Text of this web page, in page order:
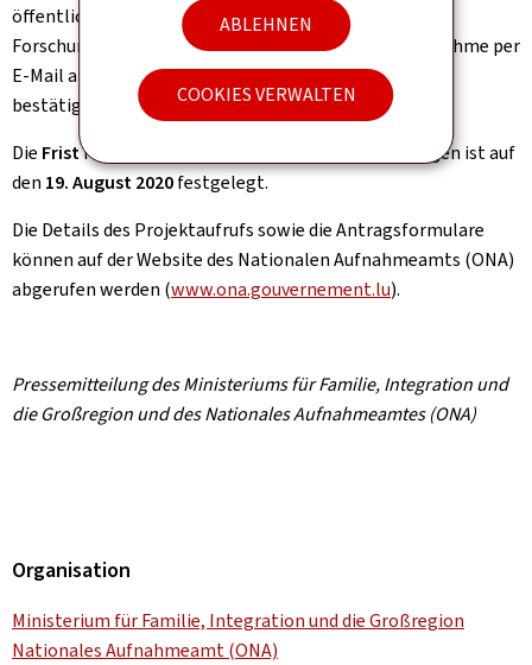
ABLEHNEN
COOKIES VERWALTEN
öffentliche Einrichtungen, Berufskammern sowie
Forschungseinrichtungen werden gebeten, ihre Teilnahme per
E-Mail an
amif@ona.etat.luvor dem15. Juli 2020
bestätigen.
Die Fristfür die Einreichung von Projektförderanträgen ist auf
den 19. August 2020festgelegt.
Die Details des Projektaufrufs sowie die Antragsformulare
können auf der Website des Nationalen Aufnahmeamts (ONA)
abgerufen werden (www.ona.gouvernement.lu).
Pressemitteilung des Ministeriums für Familie, Integration und
die Großregion und des Nationales Aufnahmeamtes (ONA)
Organisation
Ministerium für Familie, Integration und die Großregion
Nationales Aufnahmeamt (ONA)